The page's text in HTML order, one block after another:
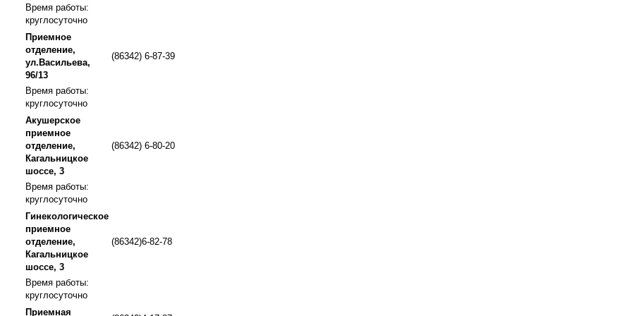
Время работы:
круглосуточно
Приемное
отделение,
ул.Васильева,
96/13
(86342) 6-87-39
Время работы:
круглосуточно
Акушерское
приемное
отделение,
Кагальницкое
шоссе, 3
(86342) 6-80-20
Время работы:
круглосуточно
Гинекологическое
приемное
отделение,
Кагальницкое
шоссе, 3
(86342)6-82-78
Время работы:
круглосуточно
Приемная